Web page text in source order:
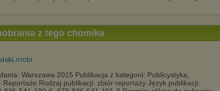
z tego chomika
.mobi
Warszawa 2015 Publikacja z kategorii: Publicystyka,
Reportaże Rodzaj publikacji: zbiór reportaży Język publikacji: